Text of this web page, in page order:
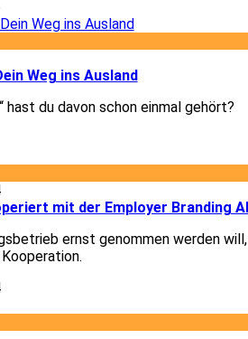
Weg ins Ausland
hast du davon schon einmal gehört?
mit der Employer Branding
ernst genommen werden